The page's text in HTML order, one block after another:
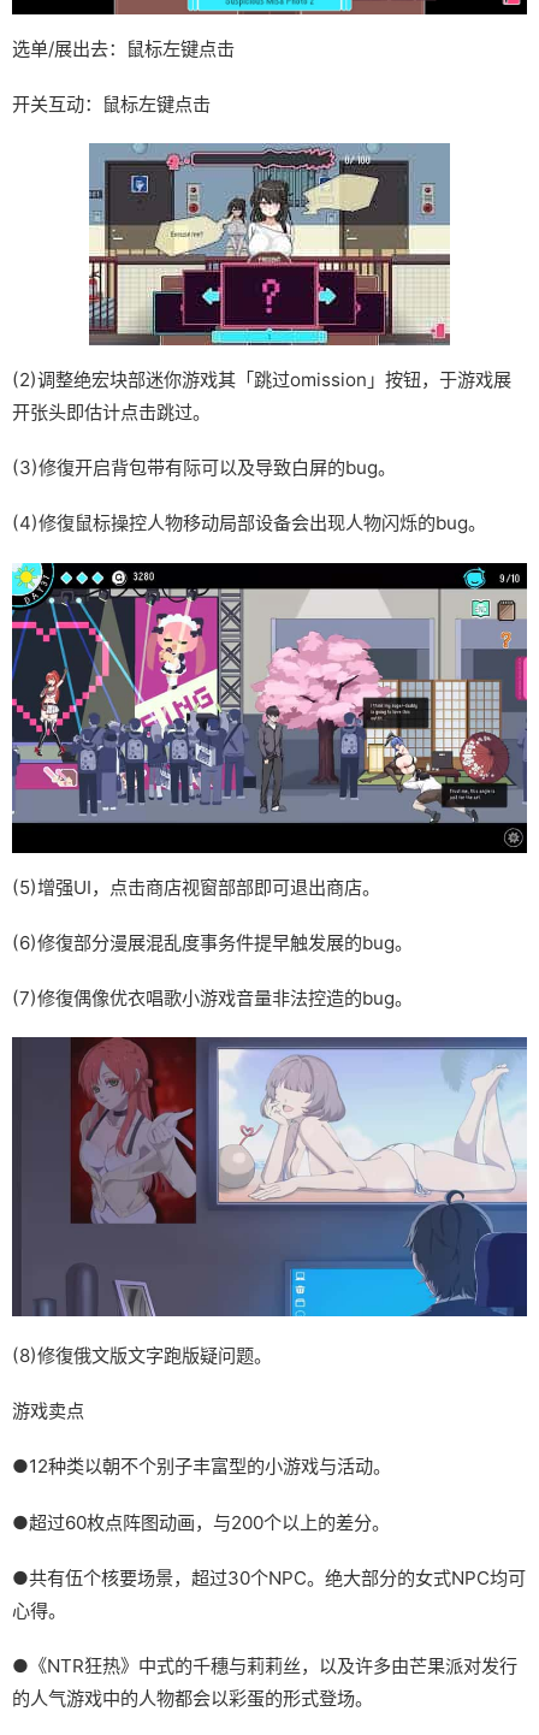
选单/展出去：鼠标左键点击
开关互动：鼠标左键点击
(2)调整绝宏块部迷你游戏其「跳过omission」按钮，于游戏展
开张头即估计点击跳过。
(3)修復开启背包带有际可以及导致白屏的bug。
(4)修復鼠标操控人物移动局部设备会出现人物闪烁的bug。
(5)增强UI，点击商店视窗部部即可退出商店。
(6)修復部分漫展混乱度事务件提早触发展的bug。
(7)修復偶像优衣唱歌小游戏音量非法控造的bug。
(8)修復俄文版文字跑版疑问题。
游戏卖点
●12种类以朝不个别子丰富型的小游戏与活动。
●超过60枚点阵图动画，与200个以上的差分。
●共有伍个核要场景，超过30个NPC。绝大部分的女式NPC均可
心得。
●《NTR狂热》中式的千穗与莉莉丝，以及许多由芒果派对发行
的人气游戏中的人物都会以彩蛋的形式登场。